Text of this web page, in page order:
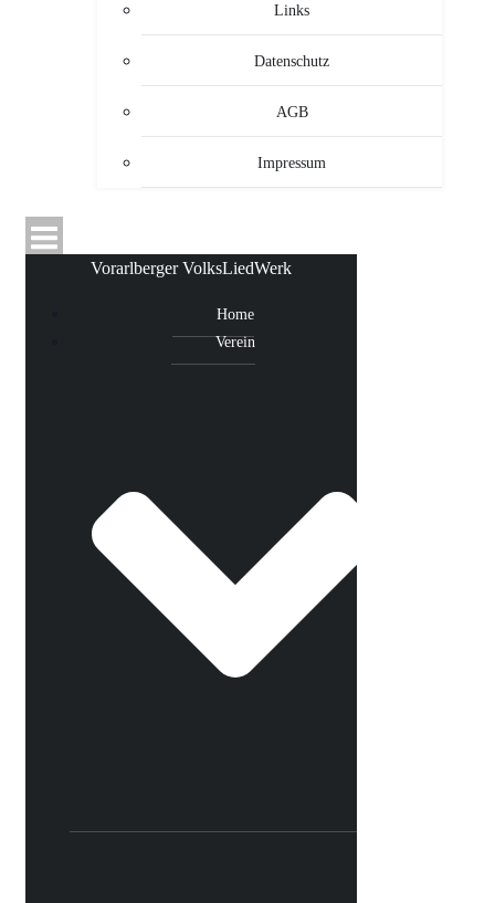
Links
Datenschutz
AGB
Impressum
Vorarlberger VolksLiedWerk
Home
Verein